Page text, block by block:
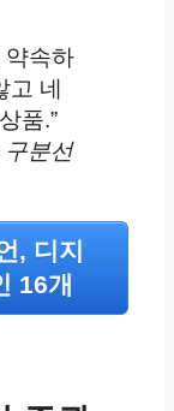
약속하
네
품.”
분선
, 디지
16개